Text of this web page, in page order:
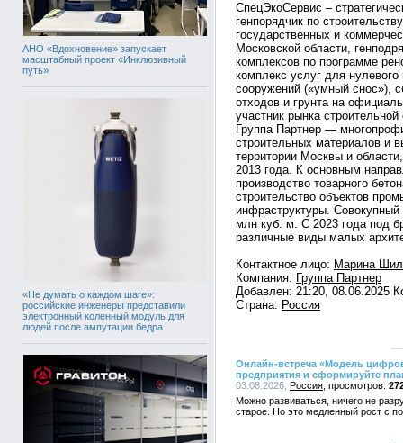
АНО «Вдохновение» запускает
масштабный проект «Инклюзивный
путь»
«Не думать о каждом шаге»:
российские инженеры представили
электронный коленный модуль для
людей после ампутации бедра
СпецЭкоСервис –
генпорядчик по
государственных и
Московской области,
комплексов по программе
комплекс услуг для
сооружений («умный снос»),
отходов и грунта на
участник рынка
Группа Партнер —
строительных материалов и
территории Москвы и
2013 года. К основным
производство товарного
строительство объектов
инфраструктуры.
млн куб. м. С 2023 года под
различные виды малых
Контактное лицо: Марина
Компания: Группа Партнер
Добавлен: 21:20, 08.06.2025
Страна: Россия
Онлайн-встреча «Модель
предприятия и сформируйте
03.08.2026, Россия
Можно развиваться, ничего не
старое. Но это медленный рост с